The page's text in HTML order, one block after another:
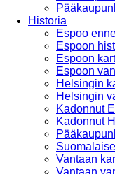
Historia
Espoo
Espoon
Espoon
Espoon
Helsingin
Helsingin
Kadonnut
Kadonnut
Vantaan
Vantaan